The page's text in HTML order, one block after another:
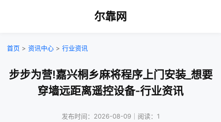
尔靠网
首页 > 资讯中心 > 行业资讯
步步为营!嘉兴桐乡麻将程序上门安装_想要
穿墙远距离遥控设备-行业资讯
发布时间：2026-08-09｜阅读：1